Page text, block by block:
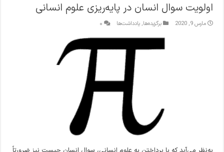
اولویت سوال انسان در پایه‌ریزی علوم انسانی
مارس 9, 2020 برگزیده‌ها,یادداشت‌ها ۰